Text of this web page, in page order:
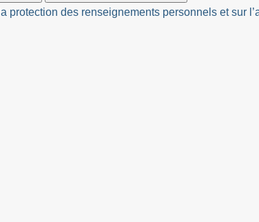
protection des renseignements personnels et sur